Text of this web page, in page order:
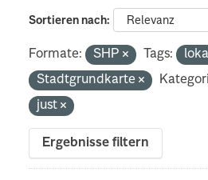
Sortieren nach
Formate: SHP Tags:
Stadtgrundkarte
just
Ergebnisse filtern